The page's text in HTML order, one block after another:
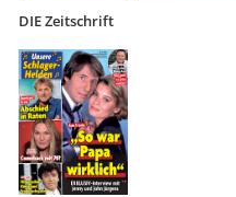
DIE Zeitschrift